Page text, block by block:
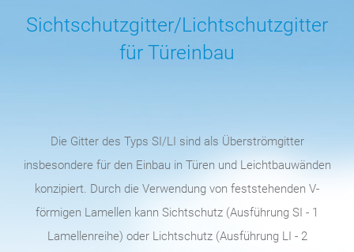
Sichtschutzgitter/Lichtschutzgitter
für Türeinbau
Die Gitter des Typs SI/LI sind als Überströmgitter
insbesondere für den Einbau in Türen und Leichtbauwänden
konzipiert. Durch die Verwendung von feststehenden V-
förmigen Lamellen kann Sichtschutz (Ausführung SI - 1
Lamellenreihe) oder Lichtschutz (Ausführung LI - 2